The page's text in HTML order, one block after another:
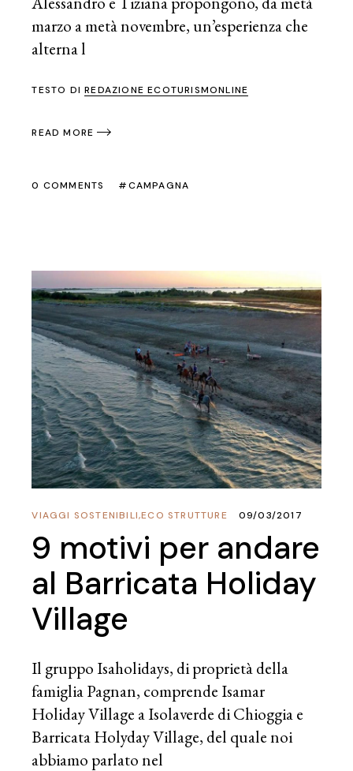
marzo a metà novembre, un’esperienza che
alterna l
TESTO DIREDAZIONE ECOTURISMONLINE
READ MORE
0 COMMENTS CAMPAGNA
ECO STRUTTURE
,
VIAGGI SOSTENIBILI 09/03/2017
9 motivi per andare
al Barricata Holiday
Village
Il gruppo Isaholidays, di proprietà della
famiglia Pagnan, comprende Isamar
Holiday Village a Isolaverde di Chioggia e
Barricata Holyday Village, del quale noi
abbiamo parlato nel